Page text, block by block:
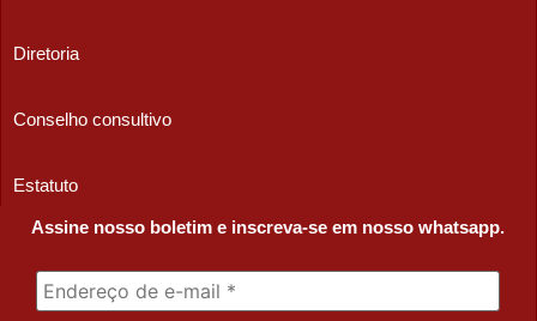
Diretoria
Conselho consultivo
Estatuto
Assine nosso boletim e inscreva-se em nosso whatsapp.